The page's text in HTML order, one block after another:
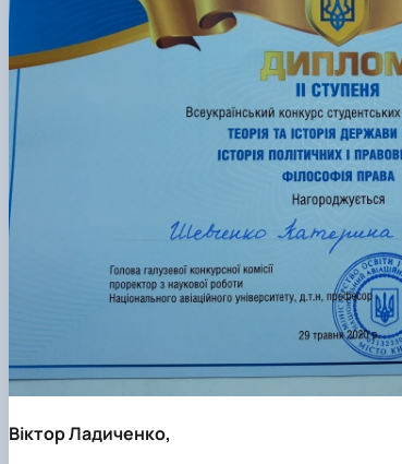
Віктор Ладиченко,